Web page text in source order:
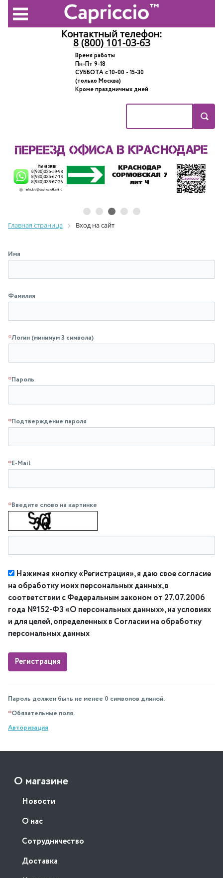
Контактный телефон:
8 (800) 101-03-63
Время работы
Пн-Пт 9-18
СУББОТА с 10-00 - 15-30
(только Москва)
Кроме праздничных дней
Главная страница Вход на сайт
Имя
Фамилия
*Логин (минимум 3 символа)
*Пароль
*Подтверждение пароля
*E-Mail
*Введите слово на картинке
Нажимая кнопку «Регистрация», я даю свое согласие
на обработку моих персональных данных, в
соответствии с Федеральным законом от 27.07.2006
года №152-ФЗ «О персональных данных», на условиях
и для целей, определенных в Согласии на обработку
персональных данных
Пароль должен быть не менее 0 символов длиной.
*Обязательные поля.
Авторизация
О магазине
Новости
О нас
Сотрудничество
Доставка